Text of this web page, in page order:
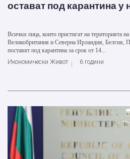
остават под карантина у
Всички лица, които пристигат на територията
Великобритания и Северна Ирландия, Белгия,
поставят под карантина за срок от 14...
Икономически Живот
6 години